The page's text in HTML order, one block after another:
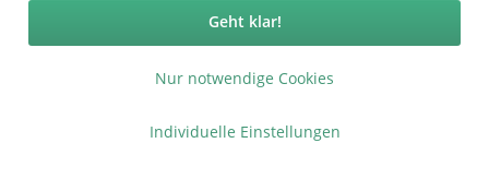
Informationen
* bei Paketversand. Alle Preise inkl. gesetzl. Mehrwertsteuer zzgl.
Nur notwendige Cookies
Geht klar!
Individuelle Einstellungen